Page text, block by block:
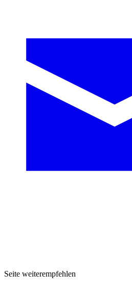
Seite weiterempfehlen